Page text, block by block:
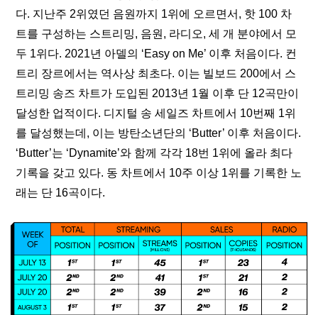
다. 지난주 2위였던 음원까지 1위에 오르면서, 핫 100 차
트를 구성하는 스트리밍, 음원, 라디오, 세 개 분야에서 모
두 1위다. 2021년 아델의 ‘Easy on Me’ 이후 처음이다. 컨
트리 장르에서는 역사상 최초다. 이는 빌보드 200에서 스
트리밍 송즈 차트가 도입된 2013년 1월 이후 단 12곡만이
달성한 업적이다. 디지털 송 세일즈 차트에서 10번째 1위
를 달성했는데, 이는 방탄소년단의 ‘Butter’ 이후 처음이다.
‘Butter’는 ‘Dynamite’와 함께 각각 18번 1위에 올라 최다
기록을 갖고 있다. 동 차트에서 10주 이상 1위를 기록한 노
래는 단 16곡이다.